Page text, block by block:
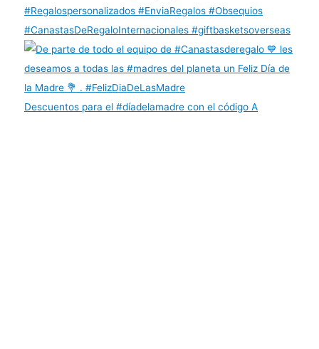
Descuentos para el #díadelamadre con el código A